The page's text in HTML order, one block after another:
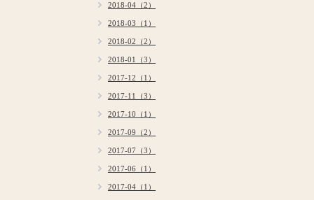
2018-04（2）
2018-03（1）
2018-02（2）
2018-01（3）
2017-12（1）
2017-11（3）
2017-10（1）
2017-09（2）
2017-07（3）
2017-06（1）
2017-04（1）